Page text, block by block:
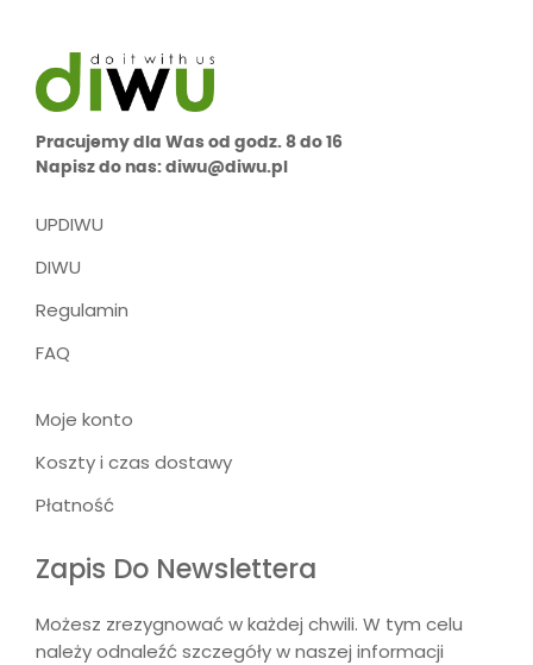
Pracujemy dla Was od godz. 8 do 16
Napisz do nas: diwu@diwu.pl
UPDIWU
DIWU
Regulamin
FAQ
Moje konto
Koszty i czas dostawy
Płatność
Zapis Do Newslettera
Możesz zrezygnować w każdej chwili. W tym celu
należy odnaleźć szczegóły w naszej informacji